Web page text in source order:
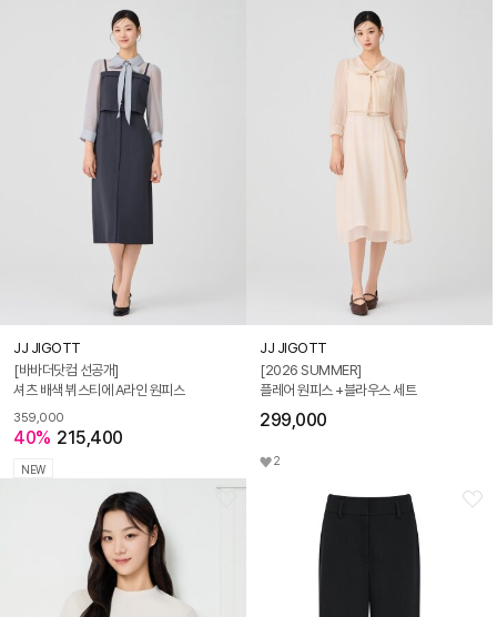
JJ JIGOTT
[바바더닷컴 선공개]
셔츠 배색 뷔스티에 A라인 원피스
359,000
40% 215,400
NEW
JJ JIGOTT
[2026 SUMMER]
플레어 원피스 +블라우스 세트
299,000
2